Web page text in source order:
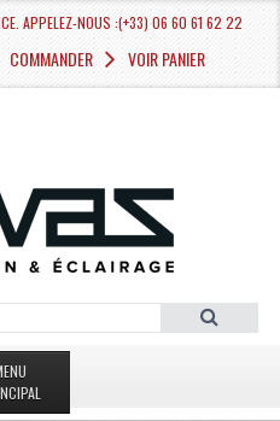
APPELEZ-NOUS :(+33) 06 60 61 62 22
COMMANDER VOIR PANIER